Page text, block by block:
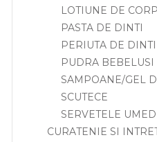
LOTIUNE DE CORP
PASTA DE DINTI
PERIUTA DE DINTI
PUDRA BEBELUSI
SAMPOANE/GEL
SCUTECE
SERVETELE
CURATENIE SI